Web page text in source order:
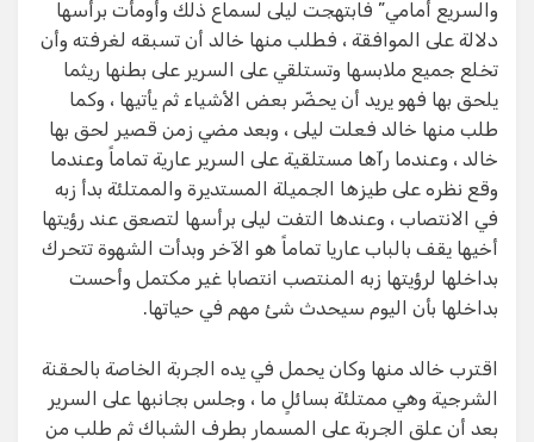
والسريع أمامي” فابتهجت ليلى لسماع ذلك وأومأت برأسها
دلالة على الموافقة ، فطلب منها خالد أن تسبقه لغرفته وأن
تخلع جميع ملابسها وتستلقي على السرير على بطنها ريثما
يلحق بها فهو يريد أن يحضّر بعض الأشياء ثم يأتيها ، وكما
طلب منها خالد فعلت ليلى ، وبعد مضي زمن قصير لحق بها
خالد ، وعندما رآها مستلقية على السرير عارية تماماً وعندما
وقع نظره على طيزها الجميلة المستديرة والممتلئة بدأ زبه
في الانتصاب ، وعندها التفت ليلى برأسها لتصعق عند رؤيتها
أخيها يقف بالباب عاريا تماماً هو الآخر وبدأت الشهوة تتحرك
بداخلها لرؤيتها زبه المنتصب انتصابا غير مكتمل وأحست
بداخلها بأن اليوم سيحدث شئ مهم في حياتها.
اقترب خالد منها وكان يحمل في يده الجربة الخاصة بالحقنة
الشرجية وهي ممتلئة بسائلٍ ما ، وجلس بجانبها على السرير
بعد أن علق الجربة على المسمار بطرف الشباك ثم طلب من